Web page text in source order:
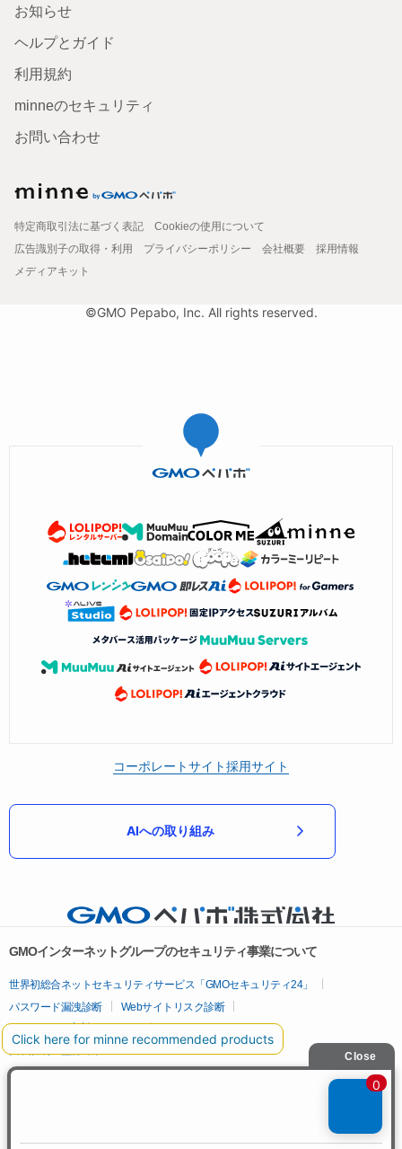
お知らせ
ヘルプとガイド
利用規約
minneのセキュリティ
お問い合わせ
特定商取引法に基づく表記
Cookieの使用について
広告識別子の取得・利用
プライバシーポリシー 会社概要
採用情報
メディアキット
©GMO Pepabo, Inc. All rights reserved.
コーポレートサイト採用サイト
AIへの取り組み
GMOインターネットグループのセキュリティ事業について
世界初総合ネットセキュリティサービス「GMOセキュリティ24」
パスワード漏洩診断
Webサイトリスク診断
セキュリティ相談AIチャットボット
実在証明・盗聴対策
サイバー攻撃対策（GMOサイバーセキュリティ byイエラエ）